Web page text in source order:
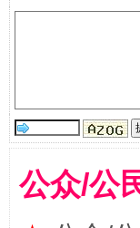
在谋
公众/公